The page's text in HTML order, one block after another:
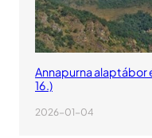
Annapurna alaptábor
16.)
2026-01-04